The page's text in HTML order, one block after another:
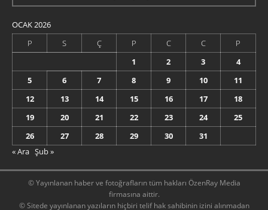
OCAK 2026
P
S Ç P C C
P
1
2 3
4
5
6 7 8 9 10
11
12
13 14 15 16 17
18
19
20 21 22 23 24
25
26
27 28 29 30
31
« Ara Şub »
© Yayınlanan haber ve fotoğrafların tüm hakları ÖzenRay Media
firmasına aittir.
© Sitede yayınlanan yazıların hiçbiri telif hak sahibinin izini alınmadan